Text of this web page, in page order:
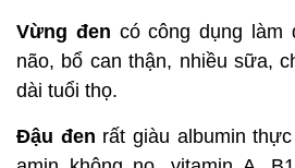
hương có thể phòng chống
em và bệnh loãng xương ở
nhiều nấm hương còn có
ung thư, cảm cúm và các
khuẩn gây nên.